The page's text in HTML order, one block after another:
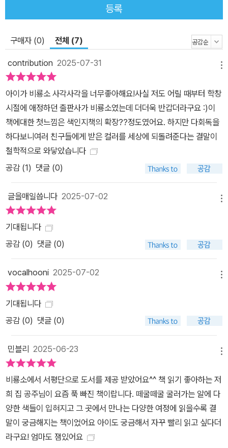
등록
구매자 (0) 전체 (7)
contribution 2025-07-31
아이가 비룡소 사각사각을 너무좋아해요!사실 저도 어릴 때부터 학창
시절에 애정하던 출판사가 비룡소였는데 더더욱 반갑더라구요 :)이
책에대한 첫느낌은 색인지책의 확장??정도였어요. 하지만 다회독을
하다보니여러 친구들에게 받은 컬러를 세상에 되돌려준다는 결말이
철학적으로 와닿았습니다
공감 (1) 댓글 (0)
글을매일씁니다 2025-07-02
기대됩니다
공감 (0) 댓글 (0)
vocalhooni 2025-07-02
기대됩니다
공감 (0) 댓글 (0)
민블리 2025-06-23
비룡소에서 서평단으로 도서를 제공 받았어요^^ 책 읽기 좋아하는 저
희 집 공주님이 요즘 푹 빠진 책이랍니다. 떼굴떼굴 굴러가는 알에 다
양한 색들이 입혀지고 그 곳에서 만나는 다양한 여정에 읽을수록 결
말이 궁금해지는 책이었어요 아이도 궁금해서 자꾸 빨리 읽고 싶다더
라구요! 엄마도 잼있어요